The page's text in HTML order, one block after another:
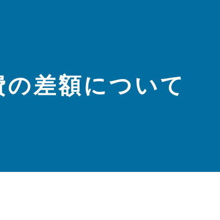
差額について